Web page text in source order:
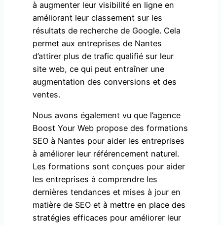
à augmenter leur visibilité en ligne en
améliorant leur classement sur les
résultats de recherche de Google. Cela
permet aux entreprises de Nantes
d’attirer plus de trafic qualifié sur leur
site web, ce qui peut entraîner une
augmentation des conversions et des
ventes.
Nous avons également vu que l’agence
Boost Your Web propose des formations
SEO à Nantes pour aider les entreprises
à améliorer leur référencement naturel.
Les formations sont conçues pour aider
les entreprises à comprendre les
dernières tendances et mises à jour en
matière de SEO et à mettre en place des
stratégies efficaces pour améliorer leur